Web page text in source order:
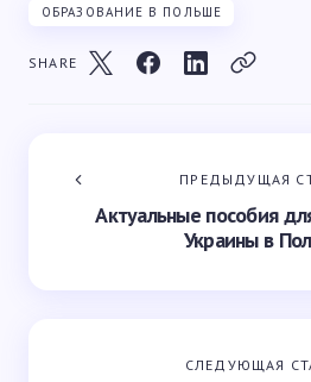
ОБРАЗОВАНИЕ В ПОЛЬШЕ
SHARE
ПРЕДЫДУЩАЯ
Актуальные пособия
Украины в
СЛЕДУЮЩАЯ